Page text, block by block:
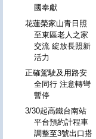
國奉獻
花蓮榮家山青日照
至東區老人之家
交流 綻放長照新
活力
正確駕駛及用路安
全同行 注意轉彎
暫停
3/30起高鐵台南站
平台預約計程車
調整至3號出口搭